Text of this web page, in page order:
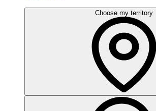
Choose my territory